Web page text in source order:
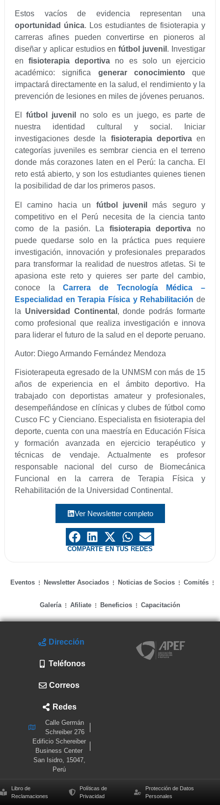
Estos vacíos de evidencia representan una
oportunidad única. Los estudiantes de fisioterapia y
carreras afines pueden convertirse en pioneros al
diseñar y aplicar estudios enfútbol juvenil . Investigar
enfisioterapia deportiva no es solo un ejercicio
académico: significa generar conocimientoque
impactará directamente en la salud, el rendimiento y la
prevención de lesiones en miles de jóvenes peruanos.
Elfútbol juvenil no solo es un juego, es parte de
nuestra identidad cultural y social. Iniciar
investigaciones desde la fisioterapia deportivaen
categorías juveniles es sembrar ciencia en el terreno
donde más corazones laten en el Perú: la cancha. El
reto está abierto, y son los estudiantes quienes tienen
la posibilidad de dar los primeros pasos.
El camino hacia un fútbol juvenil más seguro y
competitivo en el Perú necesita de la ciencia tanto
como de la pasión. La fisioterapia deportiva no
puede quedarse solo en la práctica pues requiere
investigación, innovación y profesionales preparados
para transformar la realidad de nuestros atletas. Si te
apasiona este reto y quieres ser parte del cambio,
conoce laCarrera de Tecnología Médica –
Especialidad en Terapia Física y Rehabilitación de
la Universidad Continental , donde podrás formarte
como profesional que realiza investigación e innova
para liderar el futuro de la salud en el deporte peruano.
Autor: Diego Armando Fernández Mendoza
Fisioterapeuta egresado de la UNMSM con más de 15
años de experiencia en el ámbito deportivo. Ha
trabajado con deportistas amateur y profesionales,
desempeñándose en clínicas y clubes de fútbol como
Cusco FC y Cienciano. Especialista en fisioterapia del
deporte, cuenta con una maestría en Educación Física
y formación avanzada en ejercicio terapéutico y
técnicas de vendaje. Actualmente es profesor
responsable nacional del curso de Biomecánica
Funcional en la carrera de Terapia Física y
Rehabilitación de la Universidad Continental.
Ver Newsletter completo
COMPARTE EN TUS REDES
Eventos Newsletter Asociados Noticias de Socios Comités
Galería Afiliate Beneficios Capacitación
Dirección
Teléfonos
Correos
Redes
Calle Germán
Schreiber 276
Edificio Schereiber
Business Center
San Isidro, 15047,
Perú
Libro de
Reclamaciones
Políticas de
Privacidad
Protección de Datos
Personales